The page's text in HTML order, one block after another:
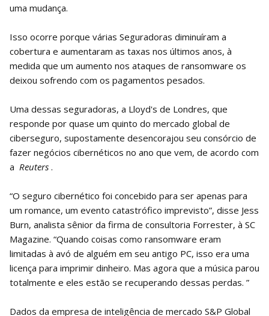
uma mudança.
Isso ocorre porque várias Seguradoras diminuíram a
cobertura e aumentaram as taxas nos últimos anos, à
medida que um aumento nos ataques de ransomware os
deixou sofrendo com os pagamentos pesados.
Uma dessas seguradoras, a Lloyd's de Londres, que
responde por quase um quinto do mercado global de
ciberseguro, supostamente desencorajou seu consórcio de
fazer negócios cibernéticos no ano que vem, de acordo com
a Reuters .
“O seguro cibernético foi concebido para ser apenas para
um romance, um evento catastrófico imprevisto”, disse Jess
Burn, analista sênior da firma de consultoria Forrester, à SC
Magazine. “Quando coisas como ransomware eram
limitadas à avó de alguém em seu antigo PC, isso era uma
licença para imprimir dinheiro. Mas agora que a música parou
totalmente e eles estão se recuperando dessas perdas. ”
Dados da empresa de inteligência de mercado S&P Global